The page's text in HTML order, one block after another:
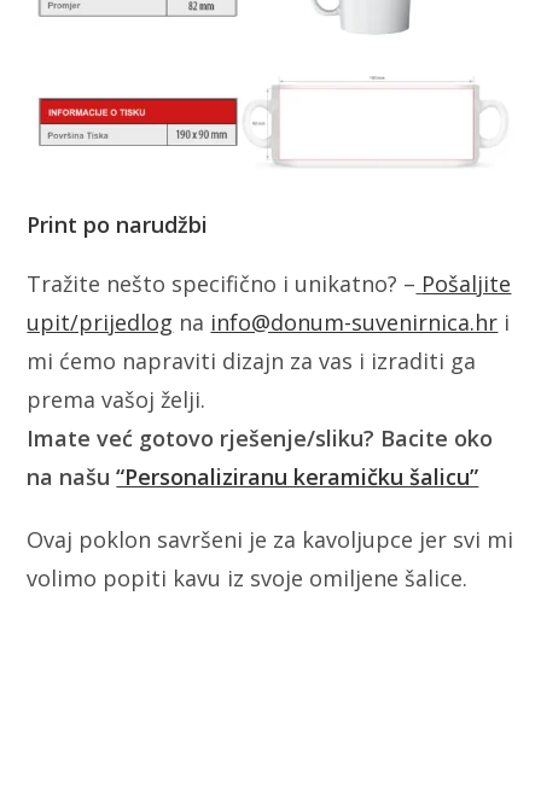
Print po narudžbi
Tražite nešto specifično i unikatno? – Pošaljite
upit/prijedlog na info@donum-suvenirnica.hr i
mi ćemo napraviti dizajn za vas i izraditi ga
prema vašoj želji.
Imate već gotovo rješenje/sliku? Bacite oko
na našu“Personaliziranu keramičku šalicu”
Ovaj poklon savršeni je za kavoljupce jer svi mi
volimo popiti kavu iz svoje omiljene šalice.